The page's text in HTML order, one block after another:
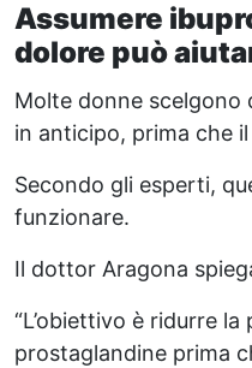
Assumere
dolore può
Molte donne scelgono
in anticipo, prima che
Secondo gli esperti,
funzionare.
Il dottor Aragona
“L’obiettivo è ridurre
prostaglandine prima